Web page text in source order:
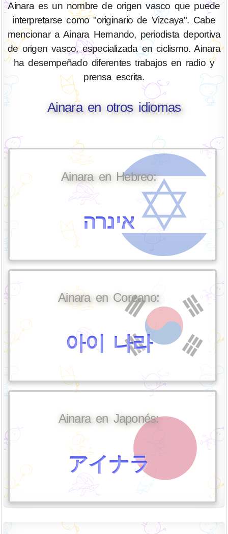
Ainara es un nombre de origen vasco que puede
interpretarse como "originario de Vizcaya". Cabe
mencionar a Ainara Hernando, periodista deportiva
de origen vasco, especializada en ciclismo. Ainara
ha desempeñado diferentes trabajos en radio y
prensa escrita.
Ainara en otros idiomas
Ainara en Hebreo:
אינרה
Ainara en Coreano:
아이 나라
Ainara en Japonés:
アイナラ